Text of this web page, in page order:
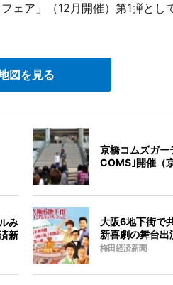
ェア」（12月開催）第1弾とし
図を見る
京橋コムズガ
COMS｣開催（
み
新
大阪6地下街で
新喜劇の舞台出
梅田経済新聞